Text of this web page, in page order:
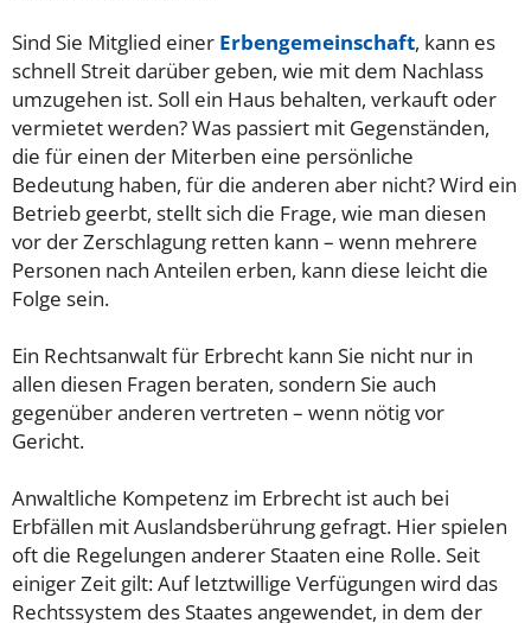
Sind Sie Mitglied einer Erbengemeinschaft, kann es
schnell Streit darüber geben, wie mit dem Nachlass
umzugehen ist. Soll ein Haus behalten, verkauft oder
vermietet werden? Was passiert mit Gegenständen,
die für einen der Miterben eine persönliche
Bedeutung haben, für die anderen aber nicht? Wird ein
Betrieb geerbt, stellt sich die Frage, wie man diesen
vor der Zerschlagung retten kann – wenn mehrere
Personen nach Anteilen erben, kann diese leicht die
Folge sein.
Ein Rechtsanwalt für Erbrecht kann Sie nicht nur in
allen diesen Fragen beraten, sondern Sie auch
gegenüber anderen vertreten – wenn nötig vor
Gericht.
Anwaltliche Kompetenz im Erbrecht ist auch bei
Erbfällen mit Auslandsberührung gefragt. Hier spielen
oft die Regelungen anderer Staaten eine Rolle. Seit
einiger Zeit gilt: Auf letztwillige Verfügungen wird das
Rechtssystem des Staates angewendet, in dem der